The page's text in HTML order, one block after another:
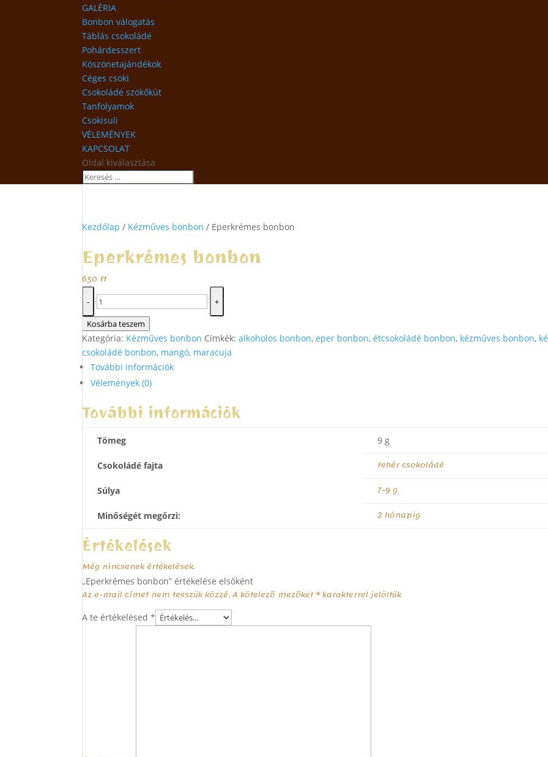
GALÉRIA
Bonbon válogatás
Táblás csokoládé
Pohárdesszert
Köszönetajándékok
Céges csoki
Csokoládé szökőkút
Tanfolyamok
Csokisuli
VÉLEMÉNYEK
KAPCSOLAT
Oldal kiválasztása
Kezdőlap / Kézműves bonbon / Eperkrémes bonbon
Eperkrémes bonbon
650 Ft
-
Eperkrémes
bonbon
mennyiség
+
Kosárba teszem
Kategória: Kézműves bonbon Címkék:alkoholos bonbon,eper bonbon,étcsokoládé bonbon, kézműves bonbon,
csokoládé bonbon, mangó, maracuja
További információk
Vélemények (0)
További információk
Tömeg 9 g
Csokoládé fajta Fehér csokoládé
Súlya 7-9 g
Minőségét megőrzi: 2 hónapig
Értékelések
Még nincsenek értékelések.
„Eperkrémes bonbon” értékelése elsőként
Az e-mail címet nem tesszük közzé.A kötelező mezőket*karakterrel jelöltük
A te értékelésed*